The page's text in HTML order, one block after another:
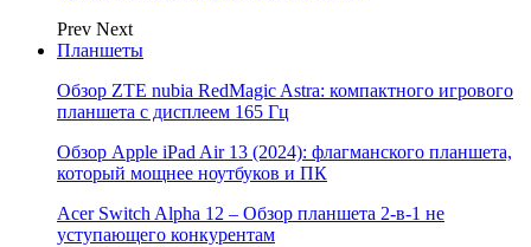
Prev Next
Планшеты
Обзор ZTE nubia RedMagic Astra: компактного игрового
планшета с дисплеем 165 Гц
Обзор Apple iPad Air 13 (2024): флагманского планшета,
который мощнее ноутбуков и ПК
Acer Switch Alpha 12 – Обзор планшета 2-в-1 не
уступающего конкурентам